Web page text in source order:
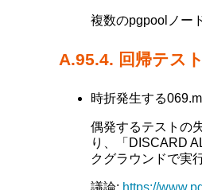
複数のpgpoolノー
A.95.4. 回帰テス
時折発生する
偶発するテストの
り、「DISCARD
クグラウンドで実